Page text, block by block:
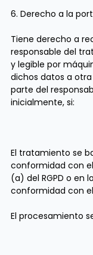
6. Derecho a la
Tiene derecho a
responsable del
y legible por
dichos datos a
parte del
inicialmente, si:
El tratamiento se
conformidad con
(a) del RGPD o en
conformidad con el
El procesamiento